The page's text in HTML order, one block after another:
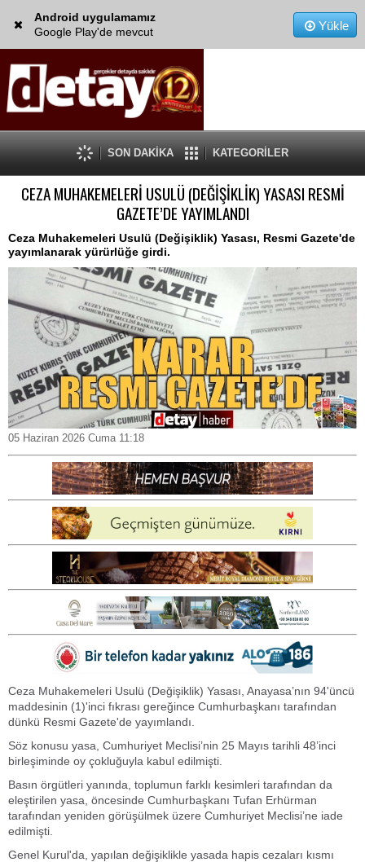
Android uygulamamız
Google Play'de mevcut
Yükle
SON DAKİKA KATEGORİLER
CEZA MUHAKEMELERİ USULÜ (DEĞİŞİKLİK) YASASI RESMİ
GAZETE’DE YAYIMLANDI
Ceza Muhakemeleri Usulü (Değişiklik) Yasası, Resmi Gazete'de
yayımlanarak yürürlüğe girdi.
05 Haziran 2026 Cuma 11:18
Ceza Muhakemeleri Usulü (Değişiklik) Yasası, Anayasa’nın 94'üncü
maddesinin (1)'inci fıkrası gereğince Cumhurbaşkanı tarafından
dünkü Resmi Gazete'de yayımlandı.
Söz konusu yasa, Cumhuriyet Meclisi’nin 25 Mayıs tarihli 48’inci
birleşiminde oy çokluğuyla kabul edilmişti.
Basın örgütleri yanında, toplumun farklı kesimleri tarafından da
eleştirilen yasa, öncesinde Cumhurbaşkanı Tufan Erhürman
tarafından yeniden görüşülmek üzere Cumhuriyet Meclisi’ne iade
edilmişti.
Genel Kurul'da, yapılan değişiklikle yasada hapis cezaları kısmı